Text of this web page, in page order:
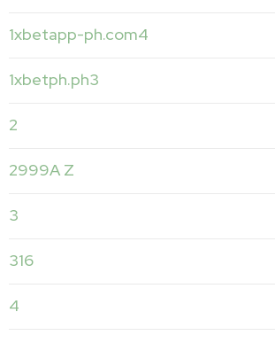
1xbetapp-ph.com4
1xbetph.ph3
2
2999A Z
3
316
4